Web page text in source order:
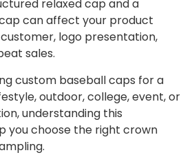
relaxed cap and a
can affect your product
logo presentation,
sales.
custom baseball caps for a
outdoor, college, event, or
understanding this
you choose the right crown